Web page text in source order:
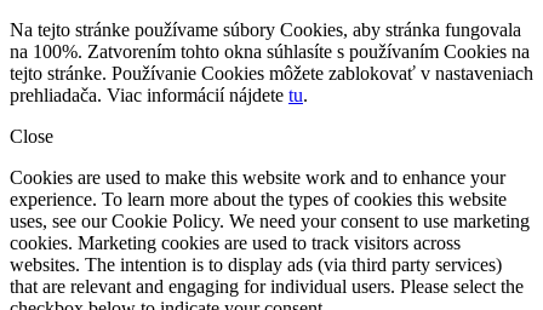
Na tejto stránke používame súbory Cookies, aby stránka fungovala
na 100%. Zatvorením tohto okna súhlasíte s používaním Cookies na
tejto stránke. Používanie Cookies môžete zablokovať v nastaveniach
prehliadača. Viac informácií nájdete tu.
Close
Cookies are used to make this website work and to enhance your
experience. To learn more about the types of cookies this website
uses, see our Cookie Policy. We need your consent to use marketing
cookies. Marketing cookies are used to track visitors across
websites. The intention is to display ads (via third party services)
that are relevant and engaging for individual users. Please select the